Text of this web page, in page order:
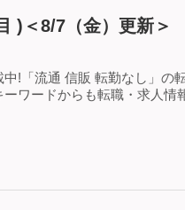
)＜8/7（金）更新＞
!「流通 信販 転勤なし」の
ワードからも転職・求人情